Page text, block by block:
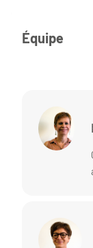
Équipe